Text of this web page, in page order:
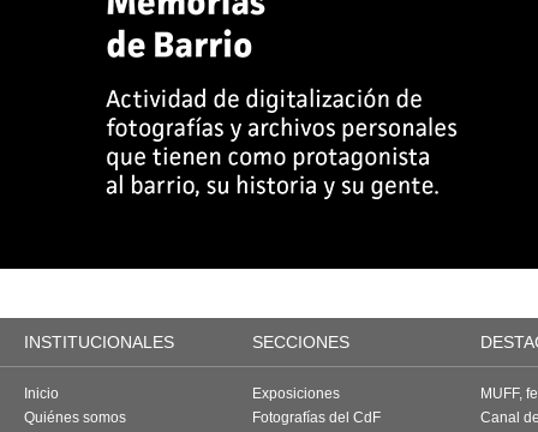
INSTITUCIONALES SECCIONES
Inicio
Quiénes somos
Exposiciones
Fotografías del CdF
MUFF,
Canal